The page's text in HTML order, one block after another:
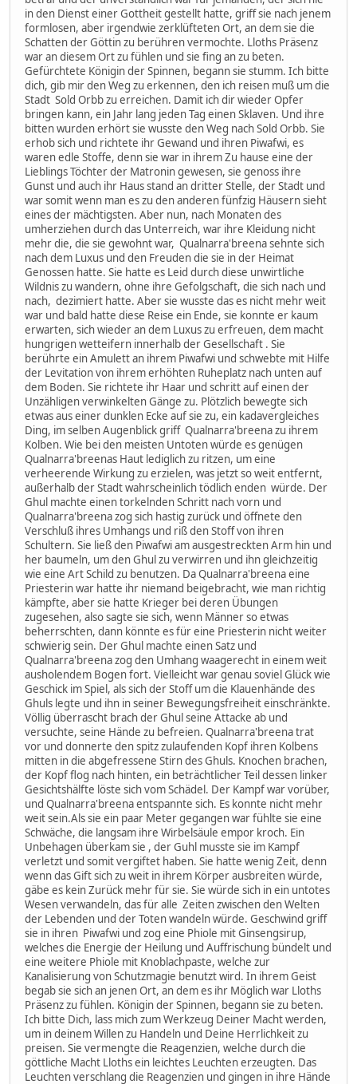
in den Dienst einer Gottheit gestellt hatte, griff sie nach jenem
formlosen, aber irgendwie zerklüfteten Ort, an dem sie die
Schatten der Göttin zu berühren vermochte. Lloths Präsenz
war an diesem Ort zu fühlen und sie fing an zu beten.
Gefürchtete Königin der Spinnen, begann sie stumm. Ich bitte
dich, gib mir den Weg zu erkennen, den ich reisen muß um die
Stadt Sold Orbb zu erreichen. Damit ich dir wieder Opfer
bringen kann, ein Jahr lang jeden Tag einen Sklaven. Und ihre
bitten wurden erhört sie wusste den Weg nach Sold Orbb. Sie
erhob sich und richtete ihr Gewand und ihren Piwafwi, es
waren edle Stoffe, denn sie war in ihrem Zu hause eine der
Lieblings Töchter der Matronin gewesen, sie genoss ihre
Gunst und auch ihr Haus stand an dritter Stelle, der Stadt und
war somit wenn man es zu den anderen fünfzig Häusern sieht
eines der mächtigsten. Aber nun, nach Monaten des
umherziehen durch das Unterreich, war ihre Kleidung nicht
mehr die, die sie gewohnt war, Qualnarra'breena sehnte sich
nach dem Luxus und den Freuden die sie in der Heimat
Genossen hatte. Sie hatte es Leid durch diese unwirtliche
Wildnis zu wandern, ohne ihre Gefolgschaft, die sich nach und
nach, dezimiert hatte. Aber sie wusste das es nicht mehr weit
war und bald hatte diese Reise ein Ende, sie konnte er kaum
erwarten, sich wieder an dem Luxus zu erfreuen, dem macht
hungrigen wetteifern innerhalb der Gesellschaft . Sie
berührte ein Amulett an ihrem Piwafwi und schwebte mit Hilfe
der Levitation von ihrem erhöhten Ruheplatz nach unten auf
dem Boden. Sie richtete ihr Haar und schritt auf einen der
Unzähligen verwinkelten Gänge zu. Plötzlich bewegte sich
etwas aus einer dunklen Ecke auf sie zu, ein kadavergleiches
Ding, im selben Augenblick griff Qualnarra'breena zu ihrem
Kolben. Wie bei den meisten Untoten würde es genügen
Qualnarra'breenas Haut lediglich zu ritzen, um eine
verheerende Wirkung zu erzielen, was jetzt so weit entfernt,
außerhalb der Stadt wahrscheinlich tödlich enden würde. Der
Ghul machte einen torkelnden Schritt nach vorn und
Qualnarra'breena zog sich hastig zurück und öffnete den
Verschluß ihres Umhangs und riß den Stoff von ihren
Schultern. Sie ließ den Piwafwi am ausgestreckten Arm hin und
her baumeln, um den Ghul zu verwirren und ihn gleichzeitig
wie eine Art Schild zu benutzen. Da Qualnarra'breena eine
Priesterin war hatte ihr niemand beigebracht, wie man richtig
kämpfte, aber sie hatte Krieger bei deren Übungen
zugesehen, also sagte sie sich, wenn Männer so etwas
beherrschten, dann könnte es für eine Priesterin nicht weiter
schwierig sein. Der Ghul machte einen Satz und
Qualnarra'breena zog den Umhang waagerecht in einem weit
ausholendem Bogen fort. Vielleicht war genau soviel Glück wie
Geschick im Spiel, als sich der Stoff um die Klauenhände des
Ghuls legte und ihn in seiner Bewegungsfreiheit einschränkte.
Völlig überrascht brach der Ghul seine Attacke ab und
versuchte, seine Hände zu befreien. Qualnarra'breena trat
vor und donnerte den spitz zulaufenden Kopf ihren Kolbens
mitten in die abgefressene Stirn des Ghuls. Knochen brachen,
der Kopf flog nach hinten, ein beträchtlicher Teil dessen linker
Gesichtshälfte löste sich vom Schädel. Der Kampf war vorüber,
und Qualnarra'breena entspannte sich. Es konnte nicht mehr
weit sein.Als sie ein paar Meter gegangen war fühlte sie eine
Schwäche, die langsam ihre Wirbelsäule empor kroch. Ein
Unbehagen überkam sie , der Guhl musste sie im Kampf
verletzt und somit vergiftet haben. Sie hatte wenig Zeit, denn
wenn das Gift sich zu weit in ihrem Körper ausbreiten würde,
gäbe es kein Zurück mehr für sie. Sie würde sich in ein untotes
Wesen verwandeln, das für alle Zeiten zwischen den Welten
der Lebenden und der Toten wandeln würde. Geschwind griff
sie in ihren Piwafwi und zog eine Phiole mit Ginsengsirup,
welches die Energie der Heilung und Auffrischung bündelt und
eine weitere Phiole mit Knoblachpaste, welche zur
Kanalisierung von Schutzmagie benutzt wird. In ihrem Geist
begab sie sich an jenen Ort, an dem es ihr Möglich war Lloths
Präsenz zu fühlen. Königin der Spinnen, begann sie zu beten.
Ich bitte Dich, lass mich zum Werkzeug Deiner Macht werden,
um in deinem Willen zu Handeln und Deine Herrlichkeit zu
preisen. Sie vermengte die Reagenzien, welche durch die
göttliche Macht Lloths ein leichtes Leuchten erzeugten. Das
Leuchten verschlang die Reagenzien und gingen in ihre Hände